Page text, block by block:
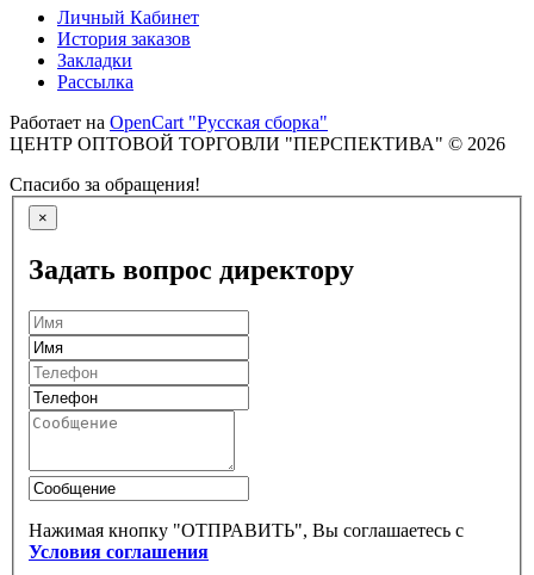
Личный Кабинет
История заказов
Закладки
Рассылка
Работает на OpenCart "Русская сборка"
ЦЕНТР ОПТОВОЙ ТОРГОВЛИ "ПЕРСПЕКТИВА" © 2026
Спасибо за обращения!
×
Задать вопрос директору
Нажимая кнопку "ОТПРАВИТЬ", Вы соглашаетесь с
Условия соглашения